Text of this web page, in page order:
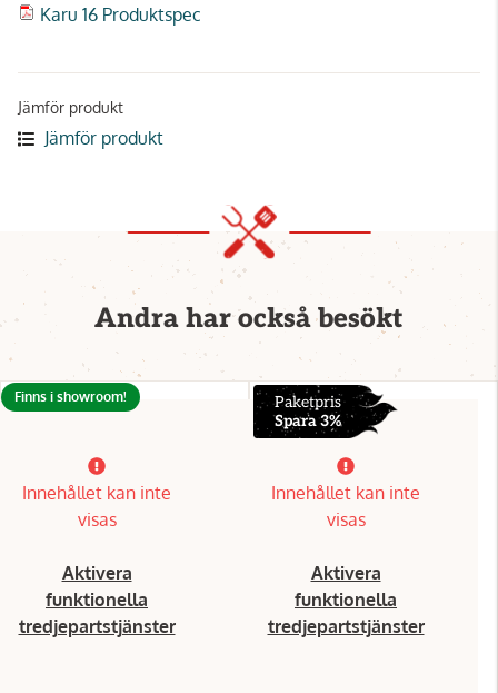
Karu 16 Produktspec
Jämför produkt
Jämför produkt
Andra har också besökt
Innehållet kan inte
visas
Aktivera
funktionella
tredjepartstjänster
Finns i showroom!
Paketpris
Spara 3%
Innehållet kan inte
visas
Aktivera
funktionella
tredjepartstjänster